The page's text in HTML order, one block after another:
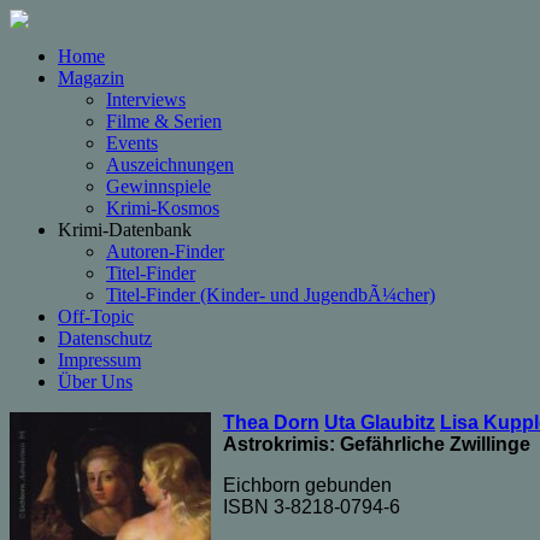
Home
Magazin
Interviews
Filme & Serien
Events
Auszeichnungen
Gewinnspiele
Krimi-Kosmos
Krimi-Datenbank
Autoren-Finder
Titel-Finder
Titel-Finder (Kinder- und JugendbÃ¼cher)
Off-Topic
Datenschutz
Impressum
Über Uns
Thea Dorn Uta Glaubitz Lisa
Astrokrimis: Gefährliche Zwillinge
Eichborn gebunden
ISBN 3-8218-0794-6